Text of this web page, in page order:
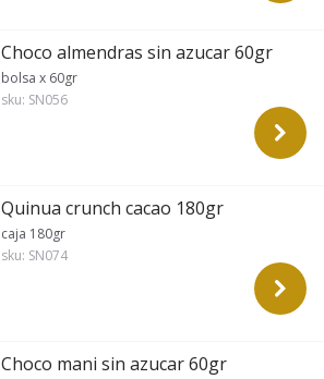
Choco almendras sin azucar 60gr
bolsa x 60gr
sku: SN056
Quinua crunch cacao 180gr
caja 180gr
sku: SN074
Choco mani sin azucar 60gr